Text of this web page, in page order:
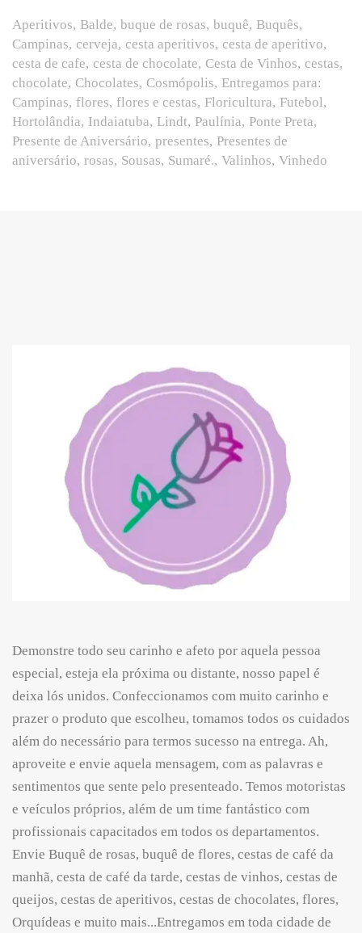
Aperitivos Balde buque de rosas buquê Buquês
Campinas cerveja cesta aperitivos cesta de aperitivo
cesta de cafe cesta de chocolate Cesta de Vinhos cestas
chocolate Chocolates Cosmópolis Entregamos para:
Campinas flores flores e cestas Floricultura Futebol
Hortolândia Indaiatuba Lindt Paulínia Ponte Preta
Presente de Aniversário presentes Presentes de
aniversário rosas Sousas Sumaré. Valinhos Vinhedo
Demonstre todo seu carinho e afeto por aquela pessoa
especial, esteja ela próxima ou distante, nosso papel é
deixa lós unidos. Confeccionamos com muito carinho e
prazer o produto que escolheu, tomamos todos os cuidados
além do necessário para termos sucesso na entrega. Ah,
aproveite e envie aquela mensagem, com as palavras e
sentimentos que sente pelo presenteado. Temos motoristas
e veículos próprios, além de um time fantástico com
profissionais capacitados em todos os departamentos.
Envie Buquê de rosas, buquê de flores, cestas de café da
manhã, cesta de café da tarde, cestas de vinhos, cestas de
queijos, cestas de aperitivos, cestas de chocolates, flores,
Orquídeas e muito mais...Entregamos em toda cidade de